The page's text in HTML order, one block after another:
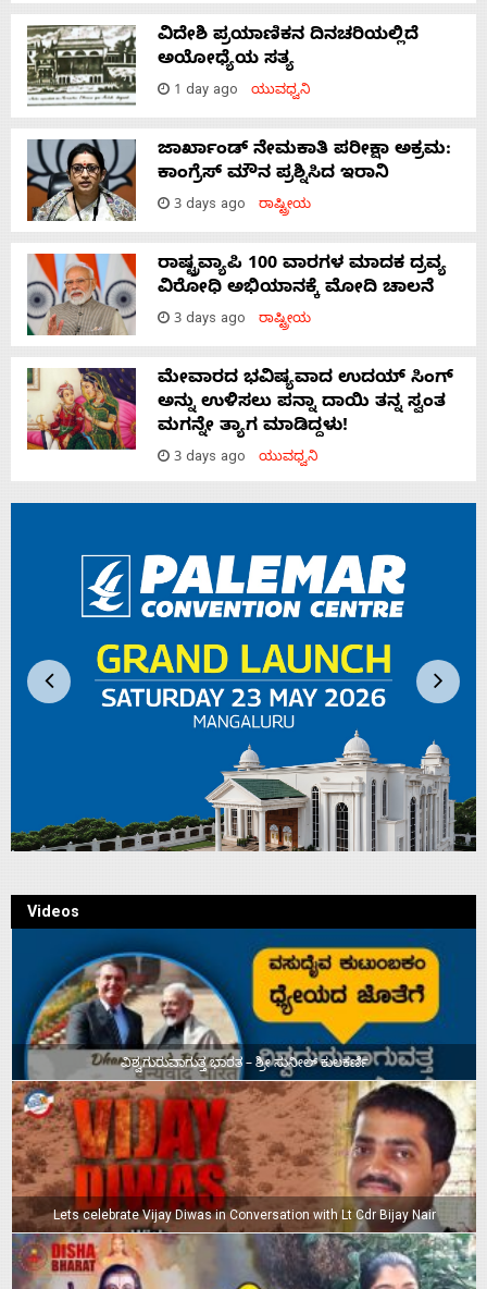
ವಿದೇಶಿ ಪ್ರಯಾಣಿಕನ ದಿನಚರಿಯಲ್ಲಿದೆ
ಅಯೋಧ್ಯೆಯ ಸತ್ಯ
1 day ago ಯುವಧ್ವನಿ
ಜಾರ್ಖಾಂಡ್‌ ನೇಮಕಾತಿ ಪರೀಕ್ಷಾ ಅಕ್ರಮ:
ಕಾಂಗ್ರೆಸ್‌ ಮೌನ ಪ್ರಶ್ನಿಸಿದ ಇರಾನಿ
3 days ago ರಾಷ್ಟ್ರೀಯ
ರಾಷ್ಟ್ರವ್ಯಾಪಿ 100 ವಾರಗಳ ಮಾದಕ ದ್ರವ್ಯ
ವಿರೋಧಿ ಅಭಿಯಾನಕ್ಕೆ ಮೋದಿ ಚಾಲನೆ
3 days ago ರಾಷ್ಟ್ರೀಯ
ಮೇವಾರದ ಭವಿಷ್ಯವಾದ ಉದಯ್ ಸಿಂಗ್
ಅನ್ನು ಉಳಿಸಲು ಪನ್ನಾ ದಾಯಿ ತನ್ನ ಸ್ವಂತ
ಮಗನ್ನೇ ತ್ಯಾಗ ಮಾಡಿದ್ದಳು!
3 days ago ಯುವಧ್ವನಿ
Videos
ವಿಶ್ವಗುರುವಾಗುತ್ತ ಭಾರತ – ಶ್ರೀ ಸುನೀಲ್‌ ಕುಲಕರ್ಣಿ
Lets celebrate Vijay Diwas in Conversation with Lt Cdr Bijay Nair